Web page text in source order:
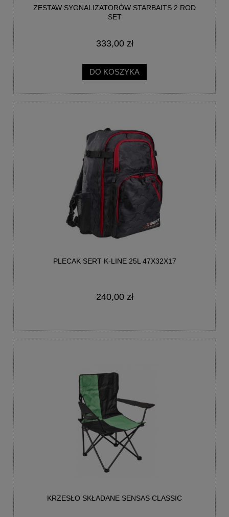
ZESTAW SYGNALIZATORÓW STARBAITS 2 ROD
SET
333,00 zł
DO KOSZYKA
PLECAK SERT K-LINE 25L 47X32X17
240,00 zł
KRZESŁO SKŁADANE SENSAS CLASSIC